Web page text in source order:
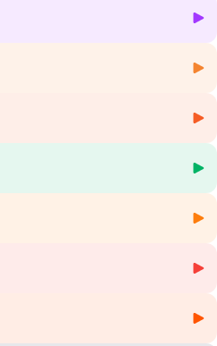
directeur de l’association
(musicienne, chanteuse et
et leader de Djé Balèti), Lutxi
d’Hart Brut et de Pirèna
et musicienne et autrice de
des montagnes ») Ricet Gallet
et politique du CRMTL), Gildas
Charles Quimbert (chanteur,
Diversité), Maël Lucas
vers les droits culturels),
de Muziekmozaik en Belgique et
Folk Network), Maël Hougron
Durif (fondateur du CRMTL et
de la FAMDT pendant 10
et chargé de mission pour les